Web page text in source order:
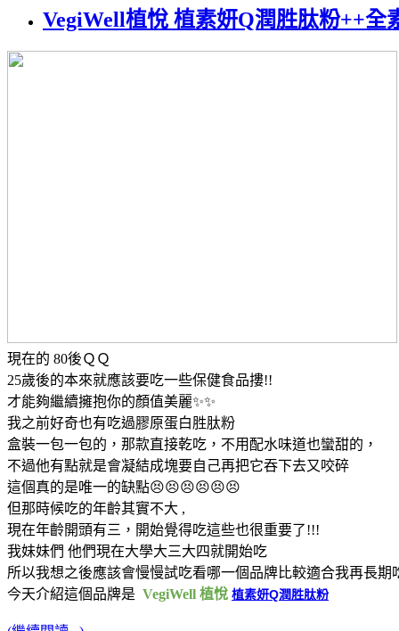
VegiWell植悅 植素妍Q潤胜肽粉++全
現在的 80後ＱＱ
25歲後的本來就應該要吃一些保健食品摟!!
才能夠繼續擁抱你的顏值美麗✨✨
我之前好奇也有吃過膠原蛋白胜肽粉
盒裝一包一包的，那款直接乾吃，不用配水味道也蠻甜的，
不過他有點就是會凝結成塊要自己再把它吞下去又咬碎
這個真的是唯一的缺點😣😣😣😣😣😣
但那時候吃的年齡其實不大 ,
現在年齡開頭有三，開始覺得吃這些也很重要了!!!
我妹妹們 他們現在大學大三大四就開始吃
所以我想之後應該會慢慢試吃看哪一個品牌比較適合我再長期
今天介紹這個品牌是 VegiWell 植悅 植素妍Q潤胜肽粉